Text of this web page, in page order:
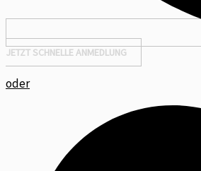
JETZT SCHNELLE ANMEDLUNG
oder